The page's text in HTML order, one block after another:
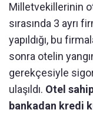
Milletvekillerinin
sırasında 3 ayrı
yapıldığı, bu
sonra otelin
gerekçesiyle
ulaşıldı. Otel
bankadan kredi